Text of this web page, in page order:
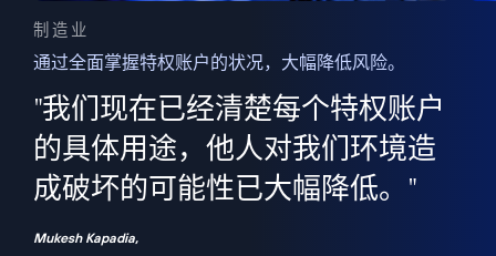
制造业
通过全面掌握特权账户的状况，大幅降低风险。
"我们现在已经清楚每个特权账户
的具体用途，他人对我们环境造
成破坏的可能性已大幅降低。"
Mukesh Kapadia,